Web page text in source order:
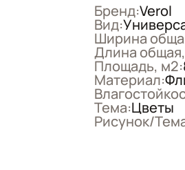
Бренд:Verol
Вид:
Ширина
Длина
Площадь, м2:
Материал:
Тема:Цветы
Рисунок/